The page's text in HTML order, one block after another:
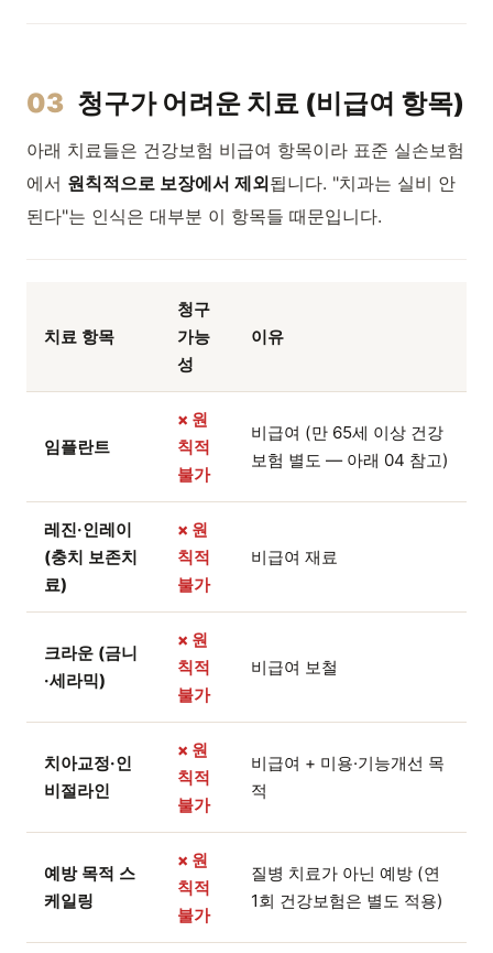
03 청구가 어려운 치료 (비급여 항목)
아래 치료들은 건강보험 비급여 항목이라 표준 실손보험
에서 원칙적으로 보장에서 제외됩니다. "치과는 실비 안
된다"는 인식은 대부분 이 항목들 때문입니다.
치료 항목
청구
가능
성
이유
임플란트
× 원
칙적
불가
비급여 (만 65세 이상 건강
보험 별도 — 아래 04 참고)
레진·인레이
(충치 보존치
료)
× 원
칙적
불가
비급여 재료
크라운 (금니
·세라믹)
× 원
칙적
불가
비급여 보철
치아교정·인
비절라인
× 원
칙적
불가
비급여 + 미용·기능개선 목
적
예방 목적 스
케일링
× 원
칙적
불가
질병 치료가 아닌 예방 (연
1회 건강보험은 별도 적용)